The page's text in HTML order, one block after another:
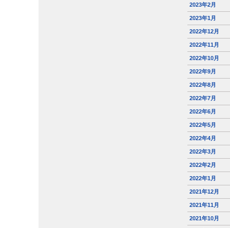
2023年2月
2023年1月
2022年12月
2022年11月
2022年10月
2022年9月
2022年8月
2022年7月
2022年6月
2022年5月
2022年4月
2022年3月
2022年2月
2022年1月
2021年12月
2021年11月
2021年10月